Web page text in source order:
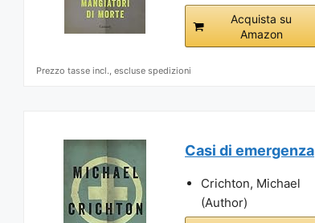
Acquista su
Amazon
Prezzo tasse incl., escluse spedizioni
Casi di emergenza
Crichton, Michael
(Author)